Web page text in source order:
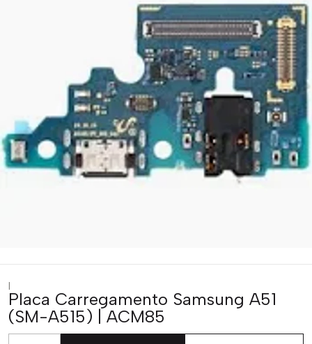
|
Placa Carregamento Samsung A51
(SM-A515) | ACM85